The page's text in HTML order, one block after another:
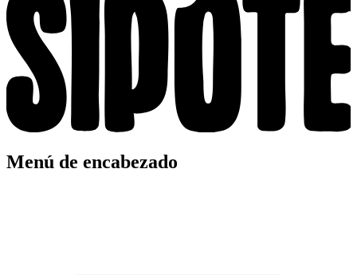
Menú de encabezado